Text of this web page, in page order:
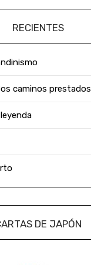
RECIENTES
caminos prestados
DE JAPÓN